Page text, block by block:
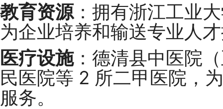
教育资源：拥有浙江工业
为企业培养和输送专业人
医疗设施：德清县中医院
民医院等 2 所二甲医院，
服务。